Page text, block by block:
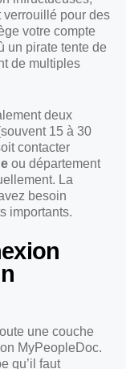
verrouillé pour des
votre compte
un pirate tente de
de multiples
deux
15 à 30
contacter
ou département
La
besoin
importants.
une couche
MyPeopleDoc.
qu’il faut